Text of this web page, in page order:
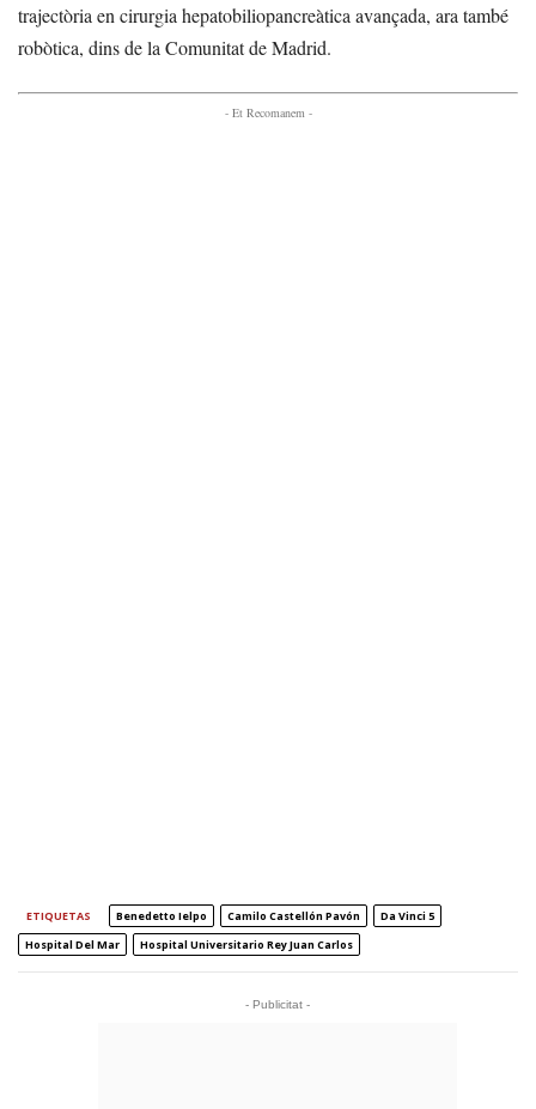
trajectòria en cirurgia hepatobiliopancreàtica avançada, ara també
robòtica, dins de la Comunitat de Madrid.
- Et Recomanem -
ETIQUETAS Benedetto Ielpo Camilo Castellón Pavón
Da Vinci 5
Hospital Del Mar
Hospital Universitario Rey Juan Carlos
- Publicitat -